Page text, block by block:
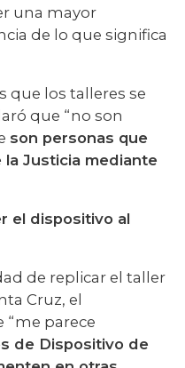
una mayor
de lo que significa
que los talleres se
que “no son
son personas que
Justicia mediante
el dispositivo al
de replicar el taller
Cruz, el
parece
de Dispositivo de